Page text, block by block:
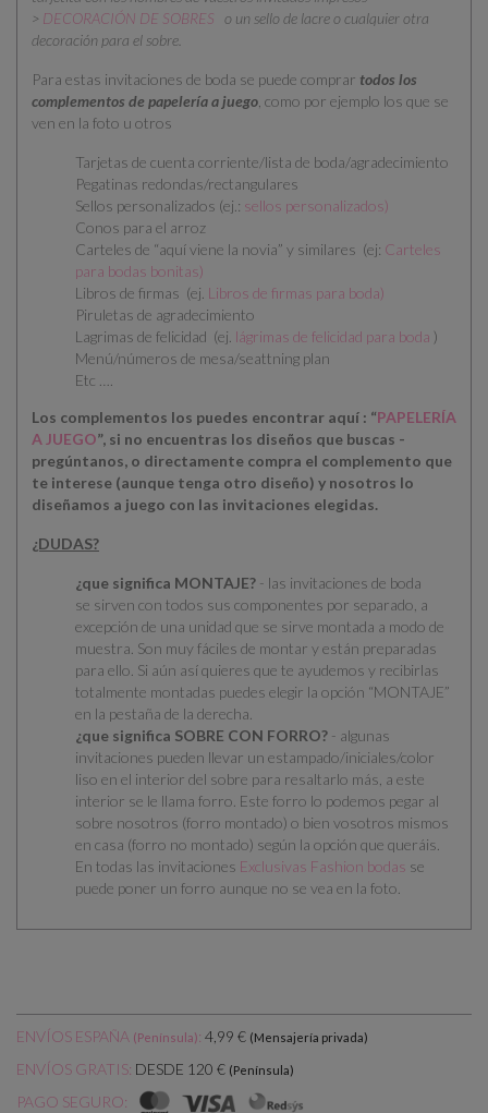
> DECORACIÓN DE SOBRES o un sello de lacre o cualquier otra
decoración para el sobre.
Para estas invitaciones de boda se puede comprar todos los
complementos de papelería a juego , como por ejemplo los que se
ven en la foto u otros
Tarjetas de cuenta corriente/lista de boda/agradecimiento
Pegatinas redondas/rectangulares
Sellos personalizados (ej.: sellos personalizados)
Conos para el arroz
Carteles de “aquí viene la novia” y similares (ej: Carteles
para bodas bonitas)
Libros de firmas (ej. Libros de firmas para boda)
Piruletas de agradecimiento
Lagrimas de felicidad (ej. lágrimas de felicidad para boda )
Menú/números de mesa/seattning plan
Etc ….
Los complementos los puedes encontrar aquí : “PAPELERÍA
A JUEGO”, si no encuentras los diseños que buscas -
pregúntanos, o directamente compra el complemento que
te interese (aunque tenga otro diseño) y nosotros lo
diseñamos a juego con las invitaciones elegidas.
¿DUDAS?
¿que significa MONTAJE? - las invitaciones de boda
se sirven con todos sus componentes por separado , a
excepción de una unidad que se sirve montada a modo de
muestra. Son muy fáciles de montar y están preparadas
para ello. Si aún así quieres que te ayudemos y recibirlas
totalmente montadas puedes elegir la opción “MONTAJE”
en la pestaña de la derecha.
¿que significa SOBRE CON FORRO? - algunas
invitaciones pueden llevar un estampado/iniciales/color
liso en el interior del sobre para resaltarlo más, a este
interior se le llama forro. Este forro lo podemos pegar al
sobre nosotros (forro montado) o bien vosotros mismos
en casa (forro no montado) según la opción que queráis.
En todas las invitaciones Exclusivas Fashion bodas se
puede poner un forro aunque no se vea en la foto.
ENVÍOS ESPAÑA (Península): 4,99 € (Mensajería privada)
ENVÍOS GRATIS: DESDE 120 € (Península)
PAGO SEGURO: